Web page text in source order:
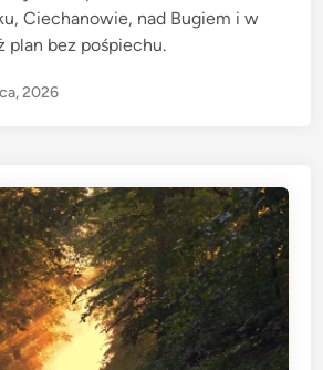
Ciechanowie, nad Bugiem i w
plan bez pośpiechu.
2026